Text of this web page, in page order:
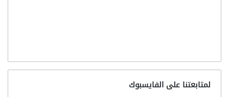
لمتابعتنا على الفايسبوك